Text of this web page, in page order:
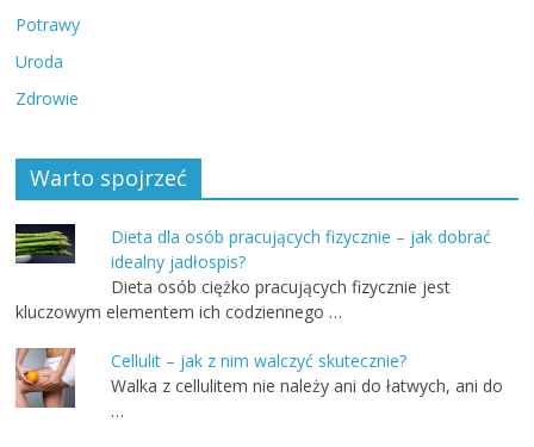
Potrawy
Uroda
Zdrowie
Warto spojrzeć
Dieta dla osób pracujących fizycznie – jak dobrać
idealny jadłospis?
Dieta osób ciężko pracujących fizycznie jest
kluczowym elementem ich codziennego …
Cellulit – jak z nim walczyć skutecznie?
Walka z cellulitem nie należy ani do łatwych, ani do
…